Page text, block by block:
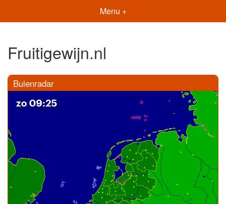
Menu +
Fruitigewijn.nl
Buienradar